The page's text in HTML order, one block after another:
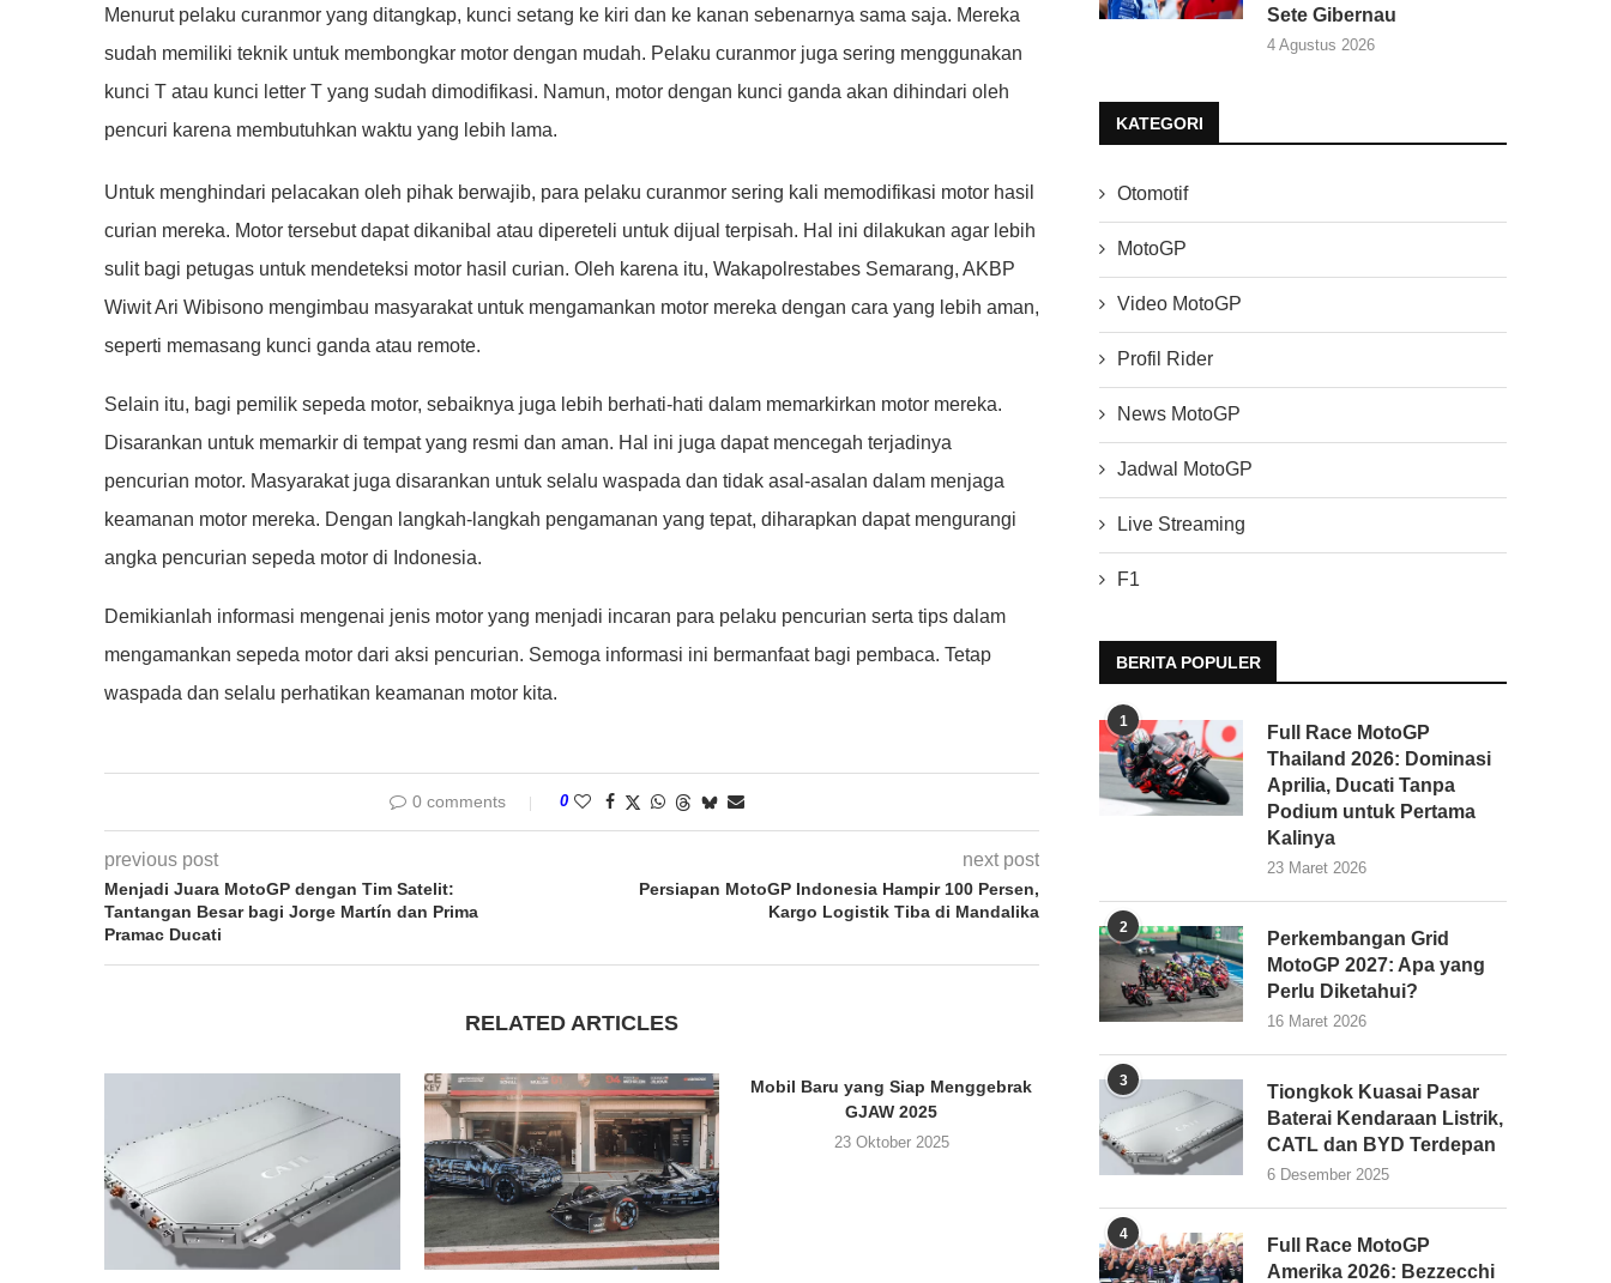
Menurut pelaku curanmor yang ditangkap, kunci setang ke kiri dan ke kanan sebenarnya sama saja. Mereka
sudah memiliki teknik untuk membongkar motor dengan mudah. Pelaku curanmor juga sering menggunakan
kunci T atau kunci letter T yang sudah dimodifikasi. Namun, motor dengan kunci ganda akan dihindari oleh
pencuri karena membutuhkan waktu yang lebih lama.
Untuk menghindari pelacakan oleh pihak berwajib, para pelaku curanmor sering kali memodifikasi motor hasil
curian mereka. Motor tersebut dapat dikanibal atau dipereteli untuk dijual terpisah. Hal ini dilakukan agar lebih
sulit bagi petugas untuk mendeteksi motor hasil curian. Oleh karena itu, Wakapolrestabes Semarang, AKBP
Wiwit Ari Wibisono mengimbau masyarakat untuk mengamankan motor mereka dengan cara yang lebih aman,
seperti memasang kunci ganda atau remote.
Selain itu, bagi pemilik sepeda motor, sebaiknya juga lebih berhati-hati dalam memarkirkan motor mereka.
Disarankan untuk memarkir di tempat yang resmi dan aman. Hal ini juga dapat mencegah terjadinya
pencurian motor. Masyarakat juga disarankan untuk selalu waspada dan tidak asal-asalan dalam menjaga
keamanan motor mereka. Dengan langkah-langkah pengamanan yang tepat, diharapkan dapat mengurangi
angka pencurian sepeda motor di Indonesia.
Demikianlah informasi mengenai jenis motor yang menjadi incaran para pelaku pencurian serta tips dalam
mengamankan sepeda motor dari aksi pencurian. Semoga informasi ini bermanfaat bagi pembaca. Tetap
waspada dan selalu perhatikan keamanan motor kita.
0 comments 0
previous post
Menjadi Juara MotoGP dengan Tim Satelit:
Tantangan Besar bagi Jorge Martín dan Prima
Pramac Ducati
next post
Persiapan MotoGP Indonesia Hampir 100 Persen,
Kargo Logistik Tiba di Mandalika
RELATED ARTICLES
Mobil Baru yang Siap Menggebrak
GJAW 2025
23 Oktober 2025
Sete Gibernau
4 Agustus 2026
KATEGORI
Otomotif
MotoGP
Video MotoGP
Profil Rider
News MotoGP
Jadwal MotoGP
Live Streaming
F1
BERITA POPULER
1
Full Race MotoGP
Thailand 2026: Dominasi
Aprilia, Ducati Tanpa
Podium untuk Pertama
Kalinya
23 Maret 2026
2
Perkembangan Grid
MotoGP 2027: Apa yang
Perlu Diketahui?
16 Maret 2026
3
Tiongkok Kuasai Pasar
Baterai Kendaraan Listrik,
CATL dan BYD Terdepan
6 Desember 2025
4
Full Race MotoGP
Amerika 2026: Bezzecchi